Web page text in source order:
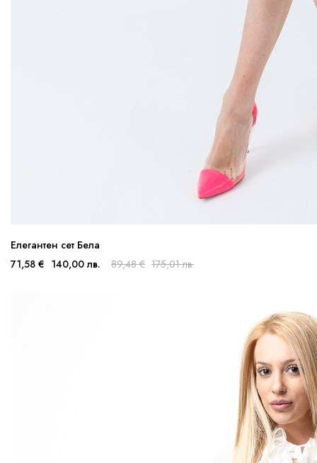
Елегантен сет Бела
71,58 € 140,00 лв. 89,48 € 175,01 лв.